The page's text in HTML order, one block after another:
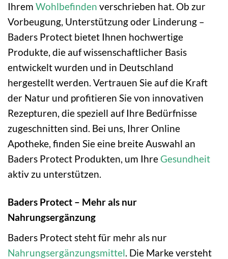
Ihrem Wohlbefinden verschrieben hat. Ob zur
Vorbeugung, Unterstützung oder Linderung –
Baders Protect bietet Ihnen hochwertige
Produkte, die auf wissenschaftlicher Basis
entwickelt wurden und in Deutschland
hergestellt werden. Vertrauen Sie auf die Kraft
der Natur und profitieren Sie von innovativen
Rezepturen, die speziell auf Ihre Bedürfnisse
zugeschnitten sind. Bei uns, Ihrer Online
Apotheke, finden Sie eine breite Auswahl an
Baders Protect Produkten, um Ihre Gesundheit
aktiv zu unterstützen.
Baders Protect – Mehr als nur
Nahrungsergänzung
Baders Protect steht für mehr als nur
Nahrungsergänzungsmittel. Die Marke versteht